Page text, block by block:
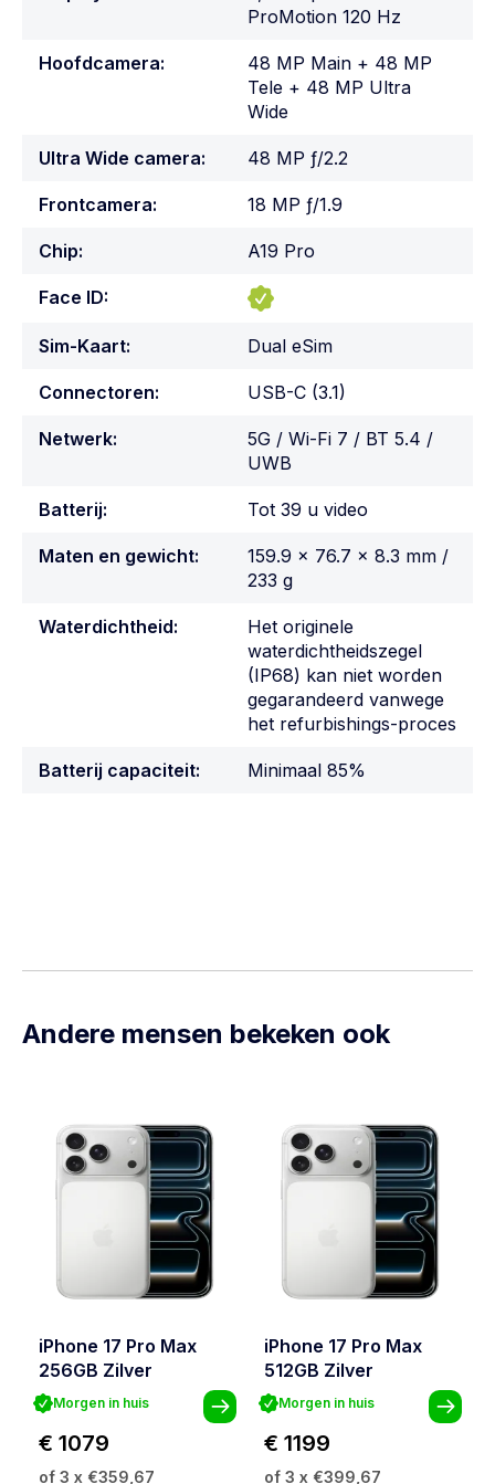
ProMotion 120 Hz
Hoofdcamera:
48 MP Main + 48 MP
Tele + 48 MP Ultra
Wide
Ultra Wide camera: 48 MP ƒ/2.2
Frontcamera: 18 MP ƒ/1.9
Chip: A19 Pro
Face ID:
Sim-Kaart: Dual eSim
Connectoren: USB-C (3.1)
Netwerk:
5G / Wi-Fi 7 / BT 5.4 /
UWB
Batterij: Tot 39 u video
Maten en gewicht:
159.9 × 76.7 × 8.3 mm /
233 g
Waterdichtheid:
Het originele
waterdichtheidszegel
(IP68) kan niet worden
gegarandeerd vanwege
het refurbishings-proces
Batterij capaciteit: Minimaal 85%
Andere mensen bekeken ook
iPhone 17 Pro Max
256GB Zilver
Morgen in huis
€ 1079
of 3 x €359,67
iPhone 17 Pro Max
512GB Zilver
Morgen in huis
€ 1199
of 3 x €399,67